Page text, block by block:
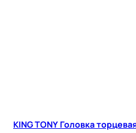
KING TONY Головка